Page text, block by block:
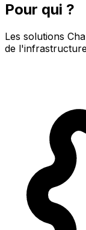
Pour qui ?
Les solutions
de